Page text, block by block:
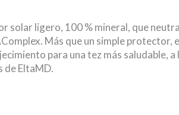
solar ligero, 100 % mineral, que
Más que un simple protector,
para una tez más saludable,
de EltaMD.